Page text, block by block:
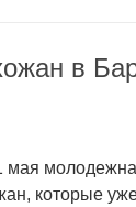
в
мая
которые